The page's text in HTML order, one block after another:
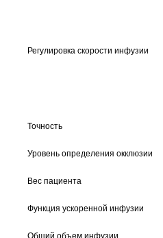
Регулировка скорости инфузии
Точность
Уровень определения окклюзии
Вес пациента
Функция ускоренной инфузии
Общий объем инфузии